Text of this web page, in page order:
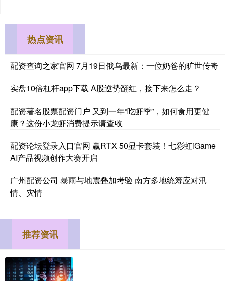
热点资讯
配资查询之家官网 7月19日俄乌最新：一位奶爸的旷世传奇
实盘10倍杠杆app下载 A股逆势翻红，接下来怎么走？
配资著名股票配资门户 又到一年“吃虾季”，如何食用更健
康？这份小龙虾消费提示请查收
配资论坛登录入口官网 赢RTX 50显卡套装！七彩虹iGame
AI产品视频创作大赛开启
广州配资公司 暴雨与地震叠加考验 南方多地统筹应对汛
情、灾情
推荐资讯